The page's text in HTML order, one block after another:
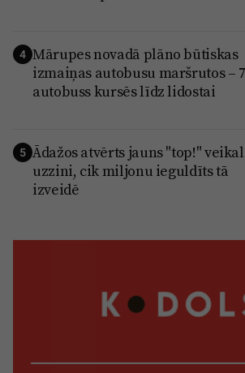
4 Mārupes novadā plāno būtiskas
izmaiņas autobusu maršrutos –
autobuss kursēs līdz lidostai
5 Ādažos atvērts jauns "top!"
uzzini, cik miljonu ieguldīts tā
izveidē